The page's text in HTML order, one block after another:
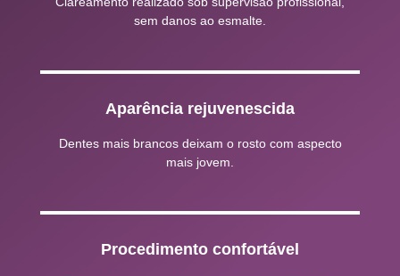
sem danos ao esmalte.
Aparência rejuvenescida
Dentes mais brancos deixam o rosto com aspecto
mais jovem.
Procedimento confortável